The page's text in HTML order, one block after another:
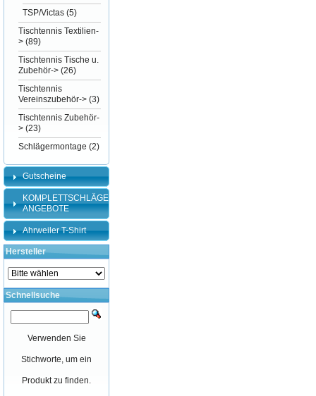
TSP/Victas (5)
Tischtennis Textilien-
> (89)
Tischtennis Tische u.
Zubehör-> (26)
Tischtennis
Vereinszubehör-> (3)
Tischtennis Zubehör-
> (23)
Schlägermontage (2)
Gutscheine
KOMPLETTSCHLÄGER-
ANGEBOTE
Ahrweiler T-Shirt
Hersteller
Schnellsuche
Verwenden Sie
Stichworte, um ein
Produkt zu finden.